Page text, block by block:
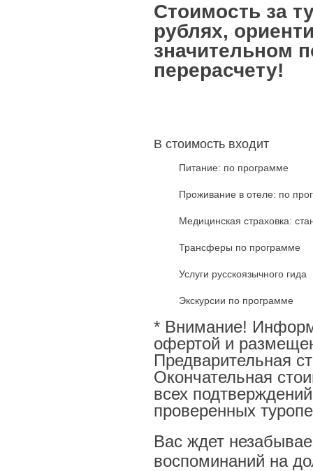
Стоимость за
рублях,
значительном
перерасчету!
В стоимость входит
Питание: по программе
Проживание в отеле: по
Медицинская страховка:
Трансферы по программе
Услуги русскоязычного гида
Экскурсии по программе
* Внимание!
офертой и
Предварительная
Окончательная
всех
проверенных
Вас ждет
воспоминаний на